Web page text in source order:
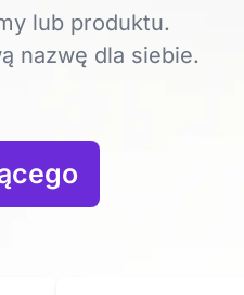
lub produktu.
nazwę dla siebie.